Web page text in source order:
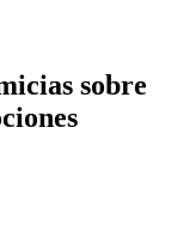
sobre